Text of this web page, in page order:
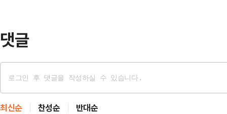
댓글
최신순 찬성순 반대순